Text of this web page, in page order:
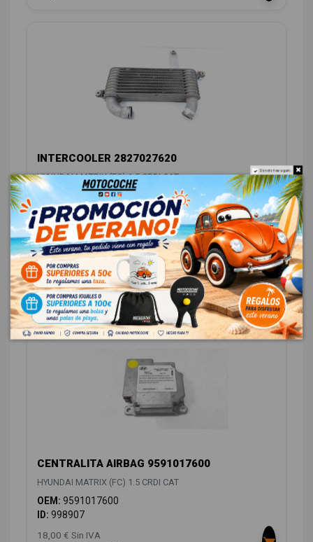
INTERCOOLER 2827027620
HYUNDAI MATRIX (FC) 1.5 CRDI CAT
OEM:
2827027620
ID:999691
18,00 € Sin IVA
21,78 € Con IVA
OTROS 2
CENTRALITA AIRBAG 9591017600
HYUNDAI MATRIX (FC) 1.5 CRDI CAT
OEM: 9591017600
ID: 998907
18,00 € Sin IVA
Do not show again.